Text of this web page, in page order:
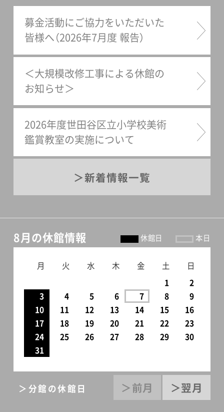
募金活動にご協力をいただいた
皆様へ（2026年7月度 報告）
＜大規模改修工事による休館の
お知らせ＞
2026年度世田谷区立小学校美術
鑑賞教室の実施について
新着情報一覧
8月の休館情報 休館日 本日
月 火 水 木 金 土 日
1
2
3
4 5 6 7 8
9
10
11 12 13 14 15
16
17
18 19 20 21 22
23
24
25 26 27 28 29
30
31
＞前月 ＞翌月
＞分館の休館日